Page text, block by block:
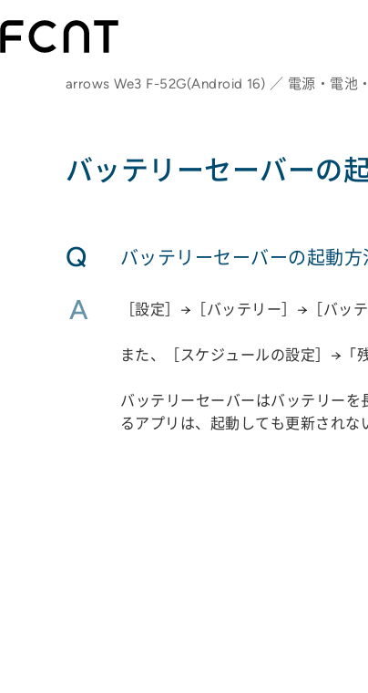
arrows We3 F-52G(Android 16) ／ 電源・電池
バッテリーセーバーの
Q バッテリーセーバーの起動方
A ［設定］→［バッテリー］→［バッ
また、［スケジュールの設定］→「
バッテリーセーバーはバッテリー
るアプリは、起動しても更新されな